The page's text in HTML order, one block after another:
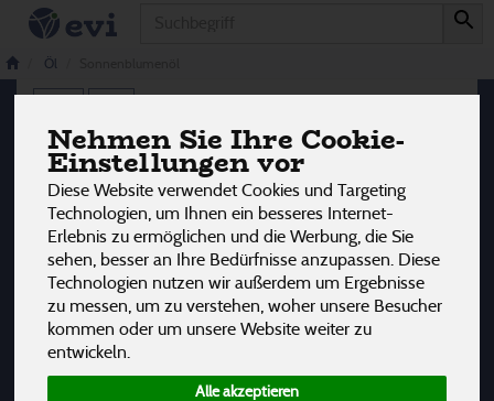
Nehmen Sie Ihre Cookie-
Einstellungen vor
Diese Website verwendet Cookies und Targeting
Technologien, um Ihnen ein besseres Internet-
Erlebnis zu ermöglichen und die Werbung, die Sie
sehen, besser an Ihre Bedürfnisse anzupassen. Diese
Technologien nutzen wir außerdem um Ergebnisse
zu messen, um zu verstehen, woher unsere Besucher
kommen oder um unsere Website weiter zu
entwickeln.
Alle akzeptieren
Öl
Sonnenblumenöl
Hersteller Ernährung